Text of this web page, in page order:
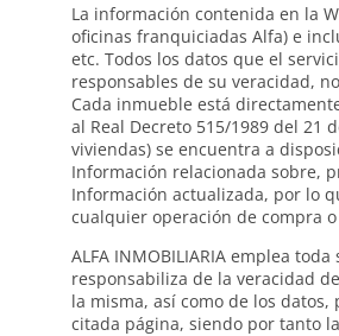
La información contenida en la
oficinas franquiciadas Alfa) e
etc. Todos los datos que el
responsables de su veracidad,
Cada inmueble está
al Real Decreto 515/1989 del
viviendas) se encuentra a
Información relacionada sobre,
Información actualizada, por lo
cualquier operación de compra
ALFA INMOBILIARIA emplea
responsabiliza de la veracidad
la misma, así como de los
citada página, siendo por tanto